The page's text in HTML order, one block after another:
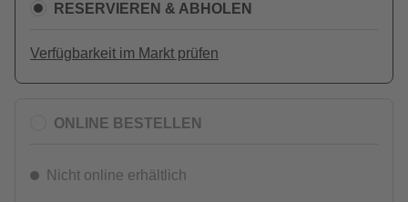
RESERVIEREN & ABHOLEN
Verfügbarkeit im Markt prüfen
ONLINE BESTELLEN
Nicht online erhältlich